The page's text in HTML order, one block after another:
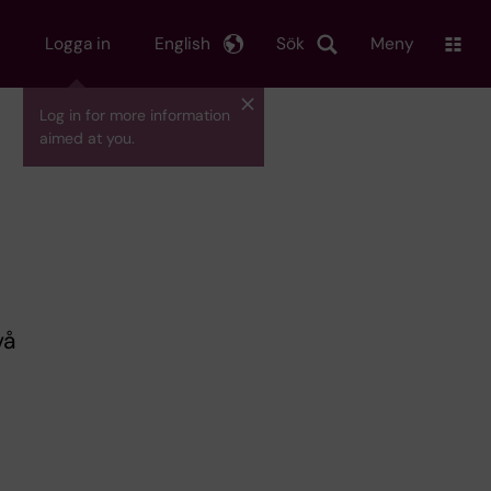
Logga in
Log in for more information
aimed at you.
Sök
English Meny